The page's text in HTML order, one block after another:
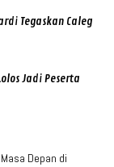
Tegaskan Caleg
Jadi Peserta
Depan di